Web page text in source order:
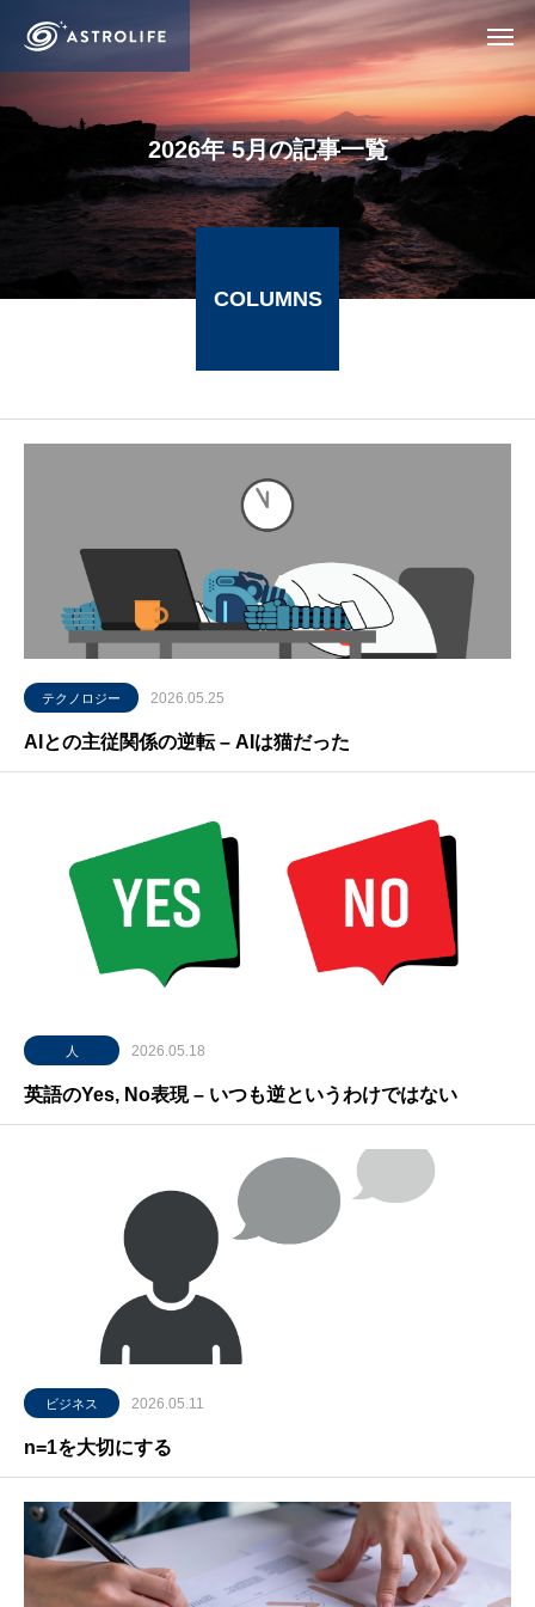
2026年 5月の記事一覧
COLUMNS
テクノロジー 2026.05.25
AIとの主従関係の逆転 – AIは猫だった
人 2026.05.18
英語のYes, No表現 – いつも逆というわけではない
ビジネス 2026.05.11
n=1を大切にする